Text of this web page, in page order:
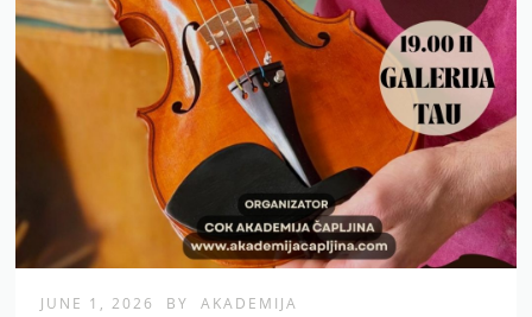
JUNE 1, 2026 BY AKADEMIJA